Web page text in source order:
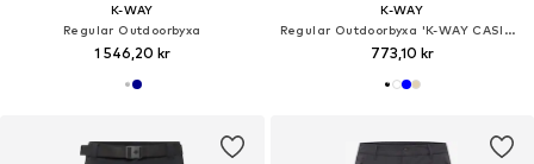
K-WAY
Regular Outdoorbyxa
1 546,20 kr
K-WAY
Regular Outdoorbyxa 'K-WAY CASIMIR POLY COTTON BERMUDA'
773,10 kr